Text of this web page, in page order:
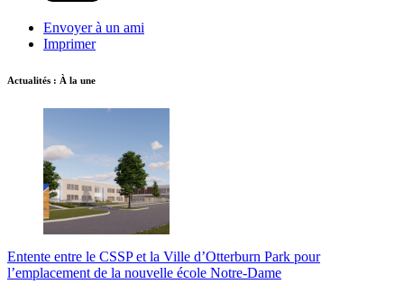
Envoyer à un ami
Imprimer
Actualités : À la une
Entente entre le CSSP et la Ville d’Otterburn Park pour
l’emplacement de la nouvelle école Notre-Dame